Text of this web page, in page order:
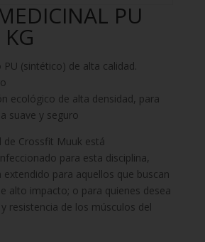
PU
(sintético) de alta calidad.
ecológico de alta densidad, para
suave y seguro
de Crossfit Muuk está
para esta disciplina,
extendido para aquellos que buscan
alto impacto; o para quienes desea
resistencia de los músculos del